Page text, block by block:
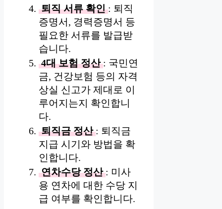
퇴직 서류 확인 : 퇴직
증명서, 경력증명서 등
필요한 서류를 발급받
습니다.
4대 보험 정산 : 국민연
금, 건강보험 등의 자격
상실 신고가 제대로 이
루어지는지 확인합니
다.
퇴직금 정산 : 퇴직금
지급 시기와 방법을 확
인합니다.
연차수당 정산 : 미사
용 연차에 대한 수당 지
급 여부를 확인합니다.